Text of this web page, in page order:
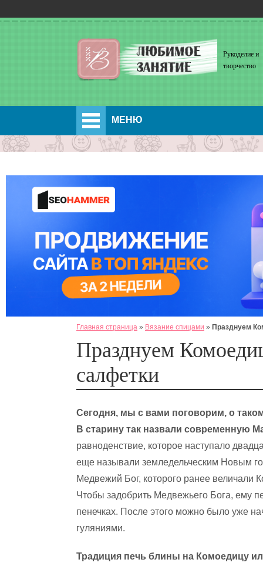
Рукоделие и
творчество
МЕНЮ
Главная страница » Вязание спицами » Празднуем
Празднуем
салфетки
Сегодня, мы с вами поговорим, о
В старину так назвали современную
равноденствие, которое наступало
еще называли земледельческим Новым
Медвежий Бог, которого ранее величали
Чтобы задобрить Медвежьего Бога, ему
пенечках. После этого можно было уже
гуляниями.
Традиция печь блины на Комоедицу